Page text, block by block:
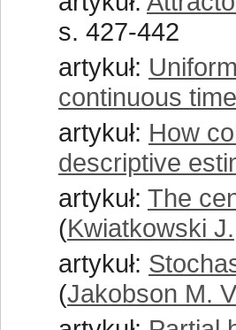
s. 427-442
artykuł:
continuous time
artykuł: How
descriptive
artykuł: The
(Kwiatkowski J.
artykuł:
(Jakobson M.